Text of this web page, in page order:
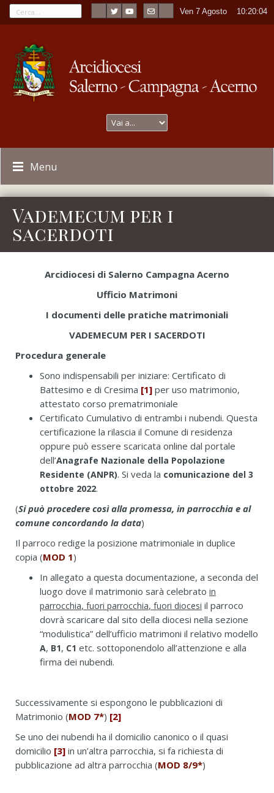
Ven 7 Agosto 10:20:05
Menu
Vademecum per i
sacerdoti
Arcidiocesi di Salerno Campagna Acerno
Ufficio Matrimoni
I documenti delle pratiche matrimoniali
VADEMECUM PER I SACERDOTI
Procedura generale
Sono indispensabili per iniziare: Certificato di
Battesimo e di Cresima [1] per uso matrimonio,
attestato corso prematrimoniale
Certificato Cumulativo di entrambi i nubendi. Questa
certificazione la rilascia il Comune di residenza
oppure può essere scaricata online dal portale
dell’Anagrafe Nazionale della Popolazione
Residente (ANPR). Si veda la comunicazione del 3
ottobre 2022.
(Si può procedere così alla promessa, in parrocchia e al
comune concordando la data)
Il parroco redige la posizione matrimoniale in duplice
copia (MOD 1)
In allegato a questa documentazione, a seconda del
luogo dove il matrimonio sarà celebrato in
parrocchia, fuori parrocchia, fuori diocesi il parroco
dovrà scaricare dal sito della diocesi nella sezione
“modulistica” dell’ufficio matrimoni il relativo modello
A, B1, C1 etc. sottoponendolo all’attenzione e alla
firma dei nubendi.
Successivamente si espongono le pubblicazioni di
Matrimonio (MOD 7*) [2]
Se uno dei nubendi ha il domicilio canonico o il quasi
domicilio [3] in un’altra parrocchia, si fa richiesta di
pubblicazione ad altra parrocchia (MOD 8/9*)